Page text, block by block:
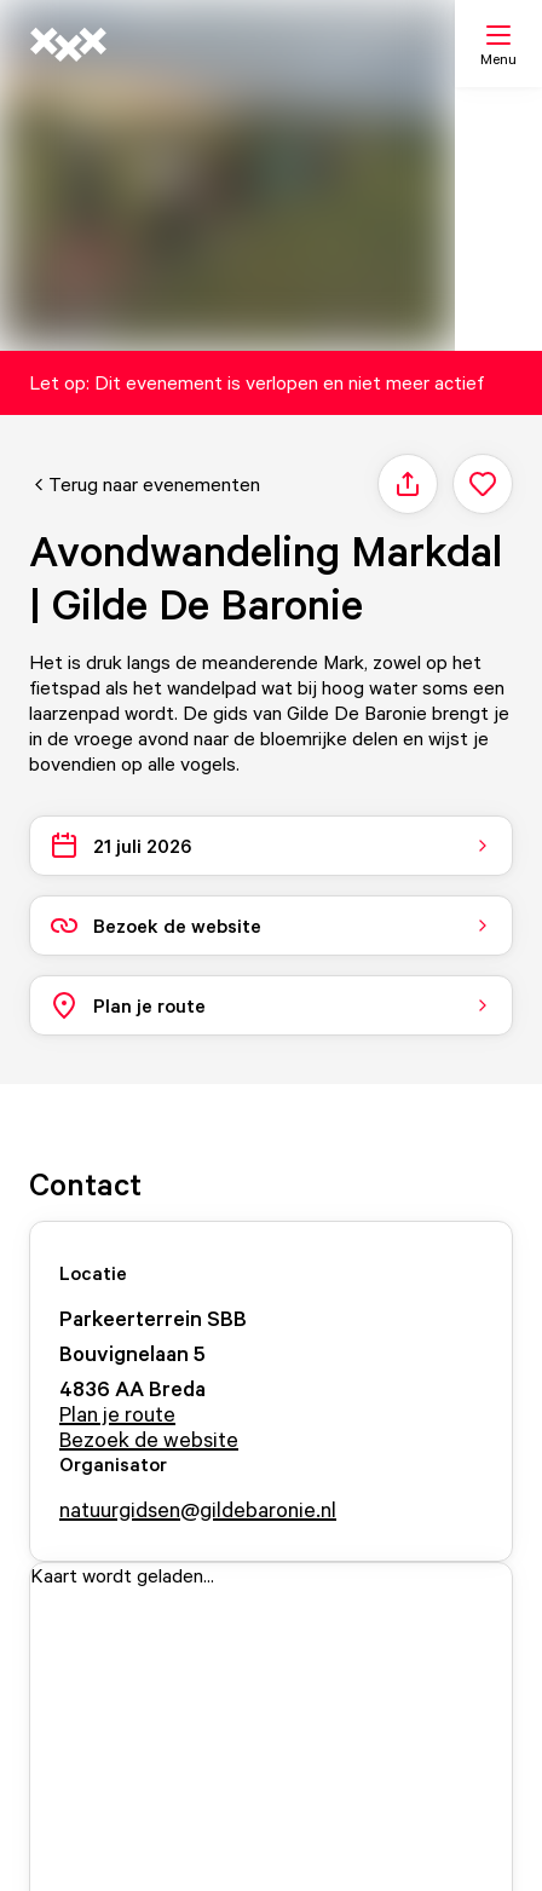
Menu
Let op: Dit evenement is verlopen en niet meer actief
Terug naar evenementen Delen
Avondwandeling Markdal
| Gilde De Baronie
Het is druk langs de meanderende Mark, zowel op het
fietspad als het wandelpad wat bij hoog water soms een
laarzenpad wordt. De gids van Gilde De Baronie brengt je
in de vroege avond naar de bloemrijke delen en wijst je
bovendien op alle vogels.
21 juli 2026
Bezoek de website
Plan je route
Contact
Locatie
Parkeerterrein SBB
Bouvignelaan 5
4836 AA Breda
Plan je route
Bezoek de website
Organisator
natuurgidsen@gildebaronie.nl
Kaart wordt geladen...